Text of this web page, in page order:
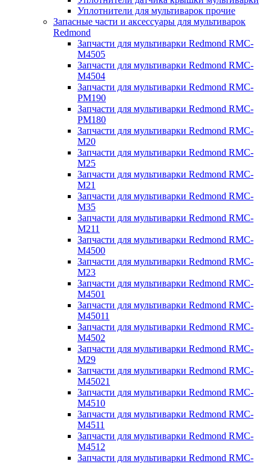
Уплотнители для мультиварок прочие
Запасные части и аксессуары для мультиварок
Redmond
Запчасти для мультиварки Redmond RMC-
M4505
Запчасти для мультиварки Redmond RMC-
M4504
Запчасти для мультиварки Redmond RMC-
PM190
Запчасти для мультиварки Redmond RMC-
PM180
Запчасти для мультиварки Redmond RMC-
M20
Запчасти для мультиварки Redmond RMC-
M25
Запчасти для мультиварки Redmond RMC-
M21
Запчасти для мультиварки Redmond RMC-
M35
Запчасти для мультиварки Redmond RMC-
M211
Запчасти для мультиварки Redmond RMC-
M4500
Запчасти для мультиварки Redmond RMC-
M23
Запчасти для мультиварки Redmond RMC-
M4501
Запчасти для мультиварки Redmond RMC-
M45011
Запчасти для мультиварки Redmond RMC-
M4502
Запчасти для мультиварки Redmond RMC-
M29
Запчасти для мультиварки Redmond RMC-
M45021
Запчасти для мультиварки Redmond RMC-
M4510
Запчасти для мультиварки Redmond RMC-
M4511
Запчасти для мультиварки Redmond RMC-
M4512
Запчасти для мультиварки Redmond RMC-